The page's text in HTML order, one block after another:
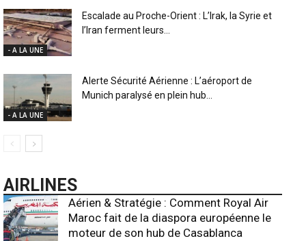
- A LA UNE
Escalade au Proche-Orient : L’Irak, la Syrie et
l’Iran ferment leurs...
- A LA UNE
Alerte Sécurité Aérienne : L’aéroport de
Munich paralysé en plein hub...
AIRLINES
Aérien & Stratégie : Comment Royal Air
Maroc fait de la diaspora européenne le
moteur de son hub de Casablanca